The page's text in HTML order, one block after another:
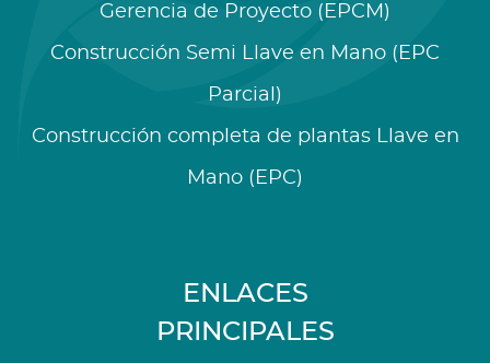
Gerencia de Proyecto (EPCM)
Construcción Semi Llave en Mano (EPC
Parcial)
Construcción completa de plantas Llave en
Mano (EPC)
ENLACES
PRINCIPALES